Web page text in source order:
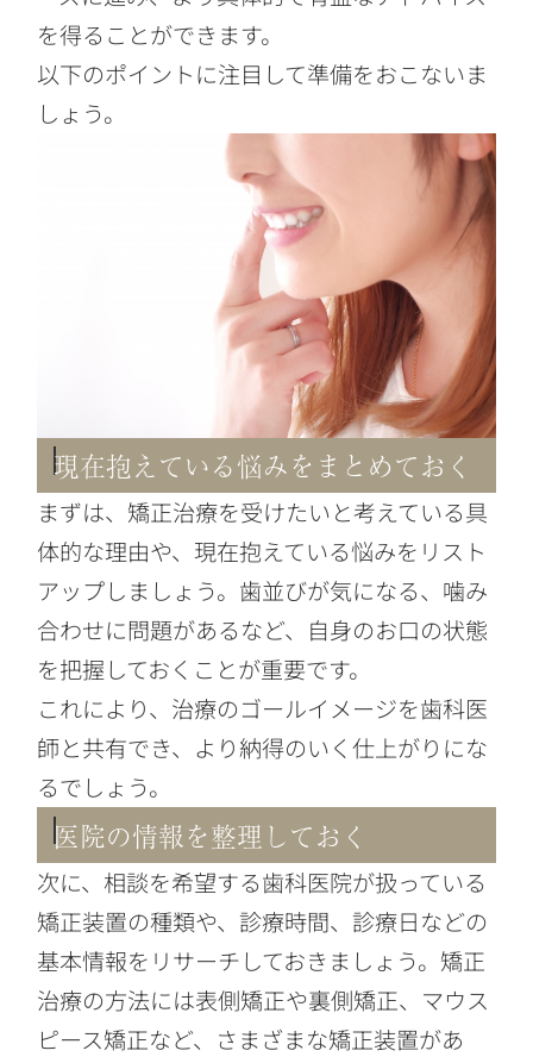
を得ることができます。
以下のポイントに注目して準備をおこないま
しょう。
現在抱えている悩みをまとめておく
まずは、矯正治療を受けたいと考えている具
体的な理由や、現在抱えている悩みをリスト
アップしましょう。歯並びが気になる、噛み
合わせに問題があるなど、自身のお口の状態
を把握しておくことが重要です。
これにより、治療のゴールイメージを歯科医
師と共有でき、より納得のいく仕上がりにな
るでしょう。
医院の情報を整理しておく
次に、相談を希望する歯科医院が扱っている
矯正装置の種類や、診療時間、診療日などの
基本情報をリサーチしておきましょう。矯正
治療の方法には表側矯正や裏側矯正、マウス
ピース矯正など、さまざまな矯正装置があ